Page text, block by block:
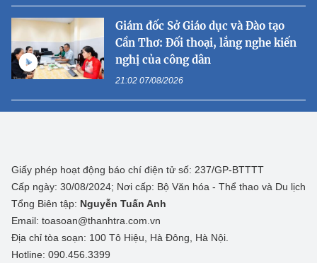
Giám đốc Sở Giáo dục và Đào tạo
Cần Thơ: Đối thoại, lắng nghe kiến
nghị của công dân
21:02 07/08/2026
Giấy phép hoạt động báo chí điện tử số: 237/GP-BTTTT
Cấp ngày: 30/08/2024; Nơi cấp: Bộ Văn hóa - Thể thao và Du lịch
Tổng Biên tập: Nguyễn Tuấn Anh
Email: toasoan@thanhtra.com.vn
Địa chỉ tòa soạn: 100 Tô Hiệu, Hà Đông, Hà Nội.
Hotline: 090.456.3399